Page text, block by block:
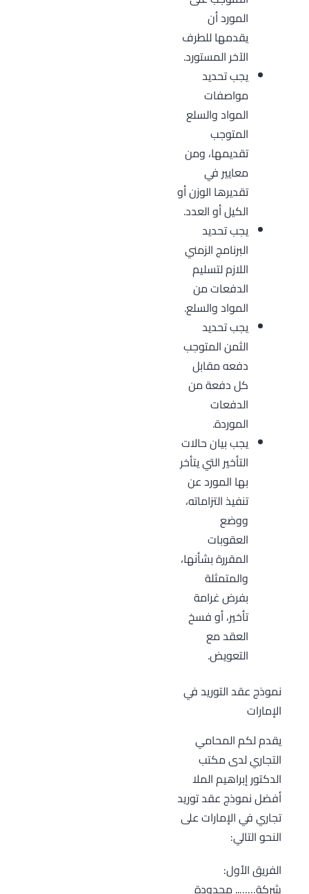
المورد أن
يقدمها للطرف
الآخر المستورد.
يجب تحديد
مواصفات
المواد والسلع
المتوجب
تقديمها، ومن
معايير في
تقديرها الوزن أو
الكيل أو العدد.
يجب تحديد
البرنامج الزمني
اللازم لتسليم
الدفعات من
المواد والسلع.
يجب تحديد
الثمن المتوجب
دفعه مقابل
كل دفعة من
الدفعات
الموردة.
يجب بيان حالات
التأخير التي يتأخر
بها المورد عن
تنفيذ التزاماته،
ووضع
العقوبات
المقررة بشأنها،
والمتمثلة
بفرض غرامة
تأخير، أو فسخ
العقد مع
التعويض.
نموذج عقد التوريد في
الإمارات
يقدم لكم المحامي
التجاري لدى مكتب
الدكتور إبراهيم الملا
أفضل نموذج عقد توريد
تجاري في الإمارات على
النحو التالي:
الفريق الأول:
شركة…….. محدودة